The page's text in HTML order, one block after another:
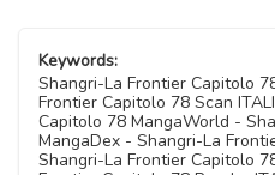
Keywords:
Shangri-La Frontier Capitolo
Frontier Capitolo 78 Scan
Capitolo 78 MangaWorld -
MangaDex - Shangri-La
Shangri-La Frontier Capitolo